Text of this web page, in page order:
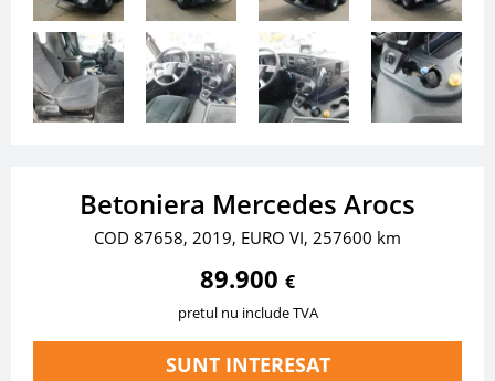
Betoniera Mercedes Arocs
COD 87658, 2019, EURO VI, 257600 km
89.900 €
pretul nu include TVA
SUNT INTERESAT